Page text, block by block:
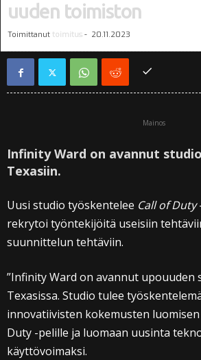
uuden toimiston
Toimittanut toimitus - 20.11.2023
Mainos
Infinity Ward on avannut
Texasiin.
Uusi studio työskentelee Call of Duty
rekrytoi työntekijöitä useisiin
suunnittelun tehtäviin.
”Infinity Ward on avannut upouuden
Texasissa. Studio tulee
innovatiivisten kokemusten
Duty -pelille ja luomaan uusinta
käyttövoimaksi.